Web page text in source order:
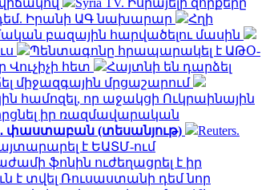
դեմ. Իրանի ԱԳ նախարար
Հղի
բազային հարվածելու մասին
Պենտագոնը հրապարակել է ԱԹՕ-
հետ
Հայտնի են դարձել
միջազգային մրցաշարում
համոզել, որ աջակցի Ուկրաինային
իր ռազմավարական
փաստաբան (տեսանյութ)
Reuters.
է ԵԱՏՄ-ում
ֆոնին ուժեղացրել է իր
է տվել Ռուսաստանի դեմ նոր